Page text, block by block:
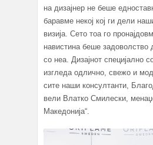
на дизајнер не беше
баравме некој кој ги дели
визија. Сето тоа го
навистина беше задоволство
со неа. Дизајнот специјално
изгледа одлично, свежо и
сите наши консултанти,
вели Влатко Смилески,
Македонија“.